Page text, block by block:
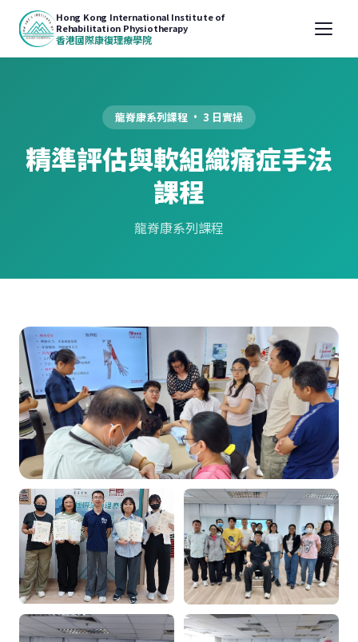
Hong Kong International Institute of
Rehabilitation Physiotherapy
香港國際康復理療學院
龍脊康系列課程 · 3 日實操
精準評估與軟組織痛症手法
課程
龍脊康系列課程